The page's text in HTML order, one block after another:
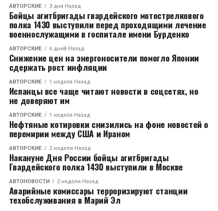
RELATED TOPICS:
CЛЕДУЮЩЕЕ
Общественная палата назвала самый добрый
российский город
НЕ ПРОПУСТИТЕ
В Москве водителей с летней резиной попросили
не садиться за руль
АВТОРСКИЕ 3 дня Назад
Бойцы агитбригады гвардейского мотострелкового
полка 1430 выступили перед проходящими лечение
военнослужащими в госпитале имени Бурденко
АВТОРСКИЕ 6 дней Назад
Снижение цен на энергоносители помогло Японии
сдержать рост инфляции
АВТОРСКИЕ 1 неделя Назад
Испанцы все чаще читают новости в соцсетях, но
не доверяют им
АВТОРСКИЕ 1 неделя Назад
Нефтяные котировки снизились на фоне новостей о
перемирии между США и Ираном
АВТОРСКИЕ 2 недели Назад
Накануне Дня России бойцы агитбригады
Гвардейского полка 1430 выступили в Москве
АВТОНОВОСТИ 2 недели Назад
Аварийные комиссары терроризируют станции
техобслуживания в Марий Эл